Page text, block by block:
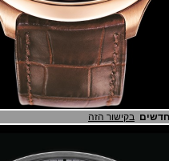
בקישור הזה